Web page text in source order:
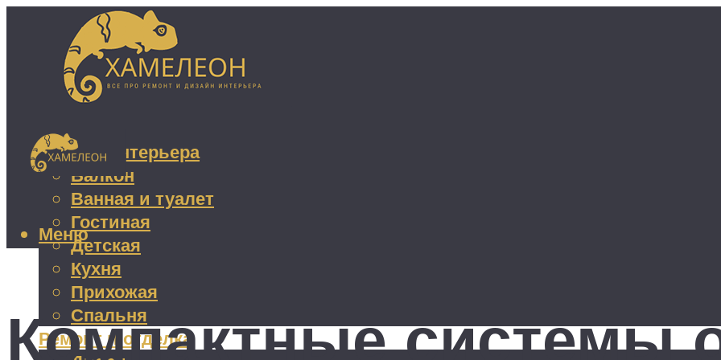
Дизайн интерьера
Балкон
Ванная и туалет
Гостиная
Детская
Кухня
Прихожая
Спальня
Ремонт и отделка
Меню
Компактные системы